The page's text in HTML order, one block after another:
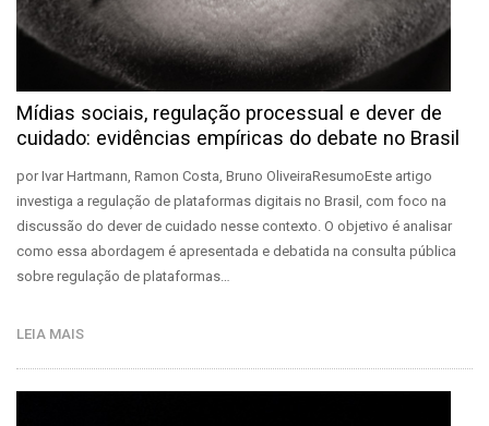
Mídias sociais, regulação processual e dever de
cuidado: evidências empíricas do debate no Brasil
por Ivar Hartmann, Ramon Costa, Bruno OliveiraResumoEste artigo
investiga a regulação de plataformas digitais no Brasil, com foco na
discussão do dever de cuidado nesse contexto. O objetivo é analisar
como essa abordagem é apresentada e debatida na consulta pública
sobre regulação de plataformas…
LEIA MAIS